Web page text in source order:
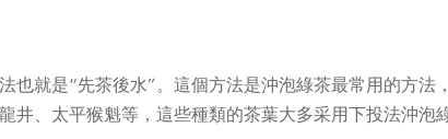
也就是“先茶後水”。這個方法是沖泡綠茶最常用的方法
井、太平猴魁等，這些種類的茶葉大多采用下投法沖泡綠